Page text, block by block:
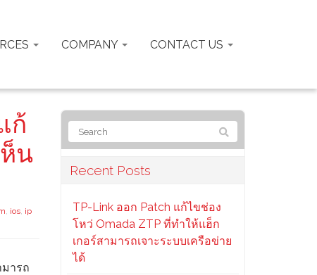
COMPANY CONTACT US
ก้
น
, ios, ip
ารถ
Recent Posts
TP-Link ออก Patch แก้ไขช่อง
โหว่ Omada ZTP ที่ทำให้แฮ็ก
เกอร์สามารถเจาะระบบเครือข่าย
ได้